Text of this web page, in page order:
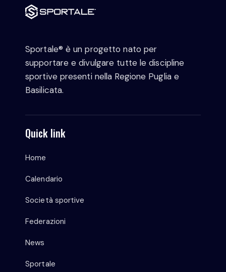
Sportale® è un progetto nato per
supportare e divulgare tutte le discipline
sportive presenti nella Regione Puglia e
Basilicata.
Quick link
Home
Calendario
Società sportive
Federazioni
News
Sportale